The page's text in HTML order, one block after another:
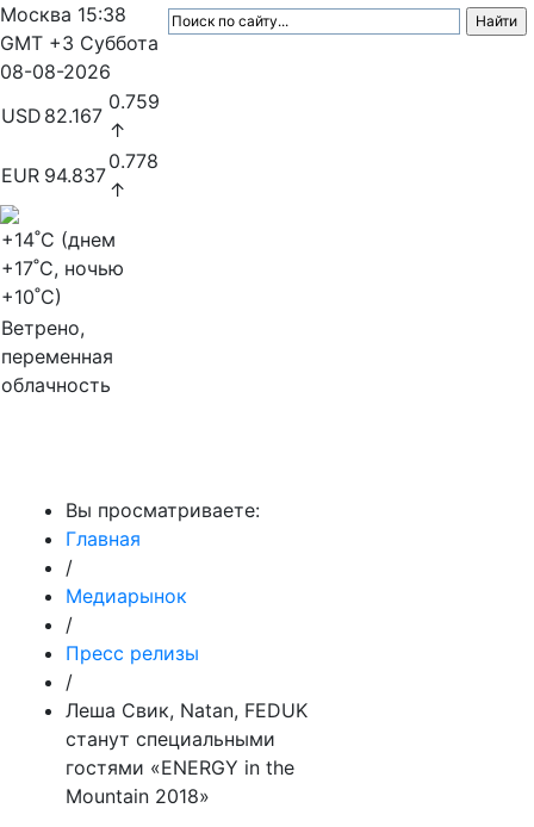
Москва 15:38
GMT +3 Суббота
08-08-2026
USD 82.167
0.759
↑
EUR 94.837
0.778
↑
+14˚C (днем
+17˚C, ночью
+10˚C)
Ветрено,
переменная
облачность
Вы просматриваете:
Главная
/
Медиарынок
/
Пресс релизы
/
Леша Свик, Natan, FEDUK
станут специальными
гостями «ENERGY in the
Mountain 2018»